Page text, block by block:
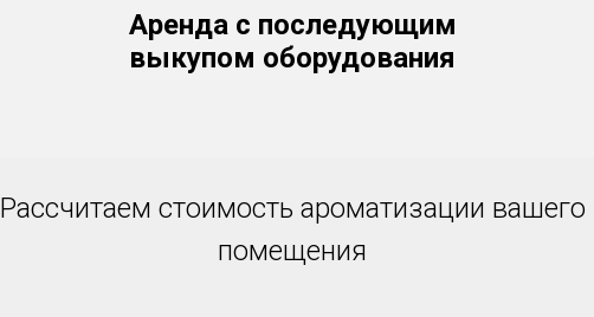
Аренда с последующим
выкупом оборудования
Рассчитаем стоимость ароматизации вашего
помещения